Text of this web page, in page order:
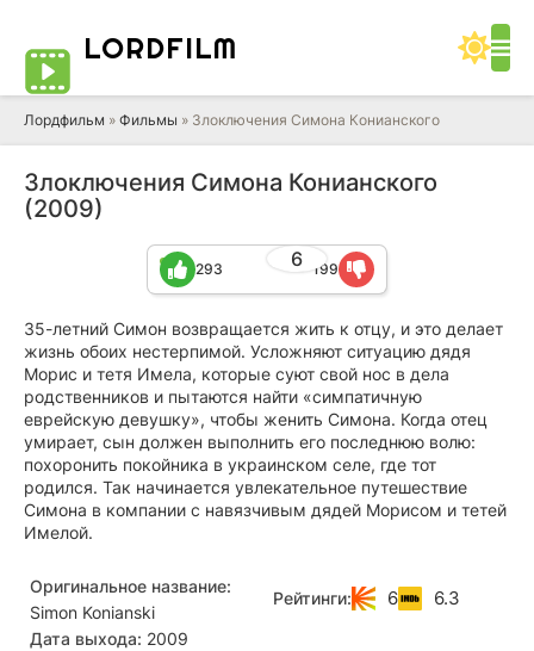
LORDFILM
Лордфильм » Фильмы » Злоключения Симона Конианского
Злоключения Симона Конианского
(2009)
6
293 199
35-летний Симон возвращается жить к отцу, и это делает
жизнь обоих нестерпимой. Усложняют ситуацию дядя
Морис и тетя Имела, которые суют свой нос в дела
родственников и пытаются найти «симпатичную
еврейскую девушку», чтобы женить Симона. Когда отец
умирает, сын должен выполнить его последнюю волю:
похоронить покойника в украинском селе, где тот
родился. Так начинается увлекательное путешествие
Симона в компании с навязчивым дядей Морисом и тетей
Имелой.
Оригинальное название:
Simon Konianski
Дата выхода: 2009
Рейтинги: 6 6.3